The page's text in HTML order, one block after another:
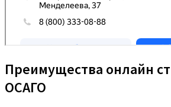
Преимущества онлайн
ОСАГО